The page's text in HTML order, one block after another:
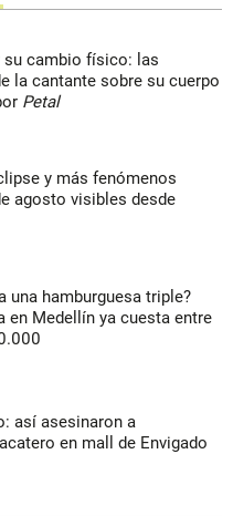
su cambio físico: las
la cantante sobre su cuerpo
Petal
y más fenómenos
agosto visibles desde
una hamburguesa triple?
en Medellín ya cuesta entre
así asesinaron a
en mall de Envigado